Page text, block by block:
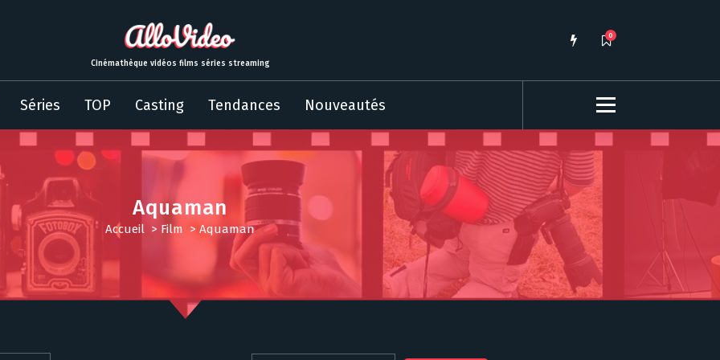
Cinémathèque vidéos films séries streaming
0
Séries TOP Casting Tendances Nouveautés
Aquaman
Accueil > Film > Aquaman